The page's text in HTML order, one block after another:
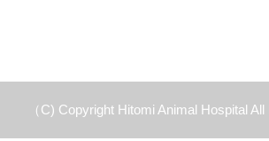
（C) Copyright Hitomi Animal Hospital